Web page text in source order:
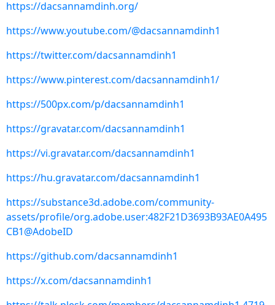
https://dacsannamdinh.org/
https://www.youtube.com/@dacsannamdinh1
https://twitter.com/dacsannamdinh1
https://www.pinterest.com/dacsannamdinh1/
https://500px.com/p/dacsannamdinh1
https://gravatar.com/dacsannamdinh1
https://vi.gravatar.com/dacsannamdinh1
https://hu.gravatar.com/dacsannamdinh1
https://substance3d.adobe.com/community-
assets/profile/org.adobe.user:482F21D3693B93AE0A495
CB1@AdobeID
https://github.com/dacsannamdinh1
https://x.com/dacsannamdinh1